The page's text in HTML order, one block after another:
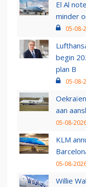
El Al
minder
05-08-
begin
plan B
05-08-
aan
05-08-
KLM
05-08-
Willie